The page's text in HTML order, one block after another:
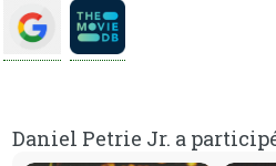
Daniel Petrie Jr. a